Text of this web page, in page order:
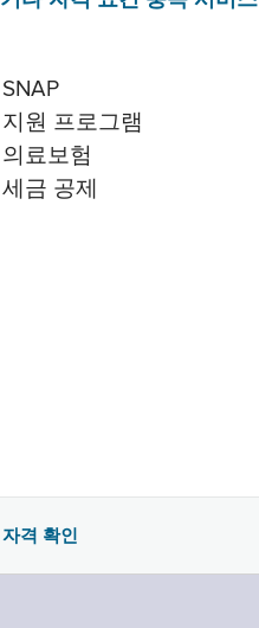
SNAP
지원 프로그램
의료보험
세금 공제
자격 확인